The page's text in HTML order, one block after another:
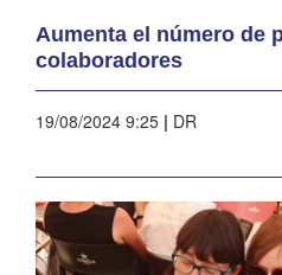
Aumenta el número de
colaboradores
19/08/2024 9:25 | DR